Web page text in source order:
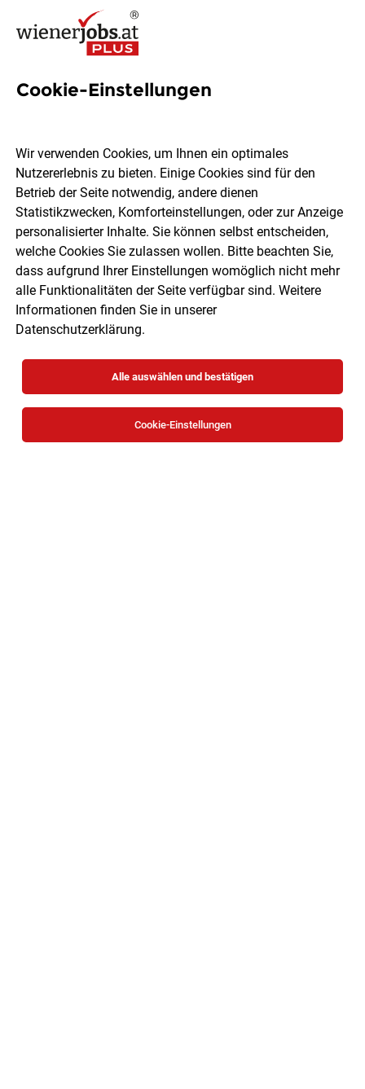
BACKBOX- & Regalbetreuer
139, 1100 Wien
HOFER KG
Wien Teilzeit 04.08.2026
Cookie-Einstellungen
Wir verwenden Cookies, um Ihnen ein optimales
Nutzererlebnis zu bieten. Einige Cookies sind für den
Betrieb der Seite notwendig, andere dienen
Statistikzwecken, Komforteinstellungen, oder zur Anzeige
personalisierter Inhalte. Sie können selbst entscheiden,
welche Cookies Sie zulassen wollen. Bitte beachten Sie,
dass aufgrund Ihrer Einstellungen womöglich nicht mehr
alle Funktionalitäten der Seite verfügbar sind. Weitere
Informationen finden Sie in unserer
Datenschutzerklärung.
Alle auswählen und bestätigen
Cookie-Einstellungen